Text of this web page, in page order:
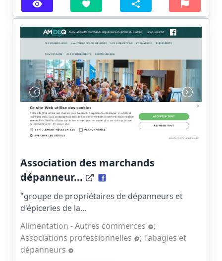
Association des marchands
dépanneur...
"groupe de propriétaires de dépanneurs et
d'épiceries de la...
Alimentation - Autres commerces
;
Associations professionnelles
; Tabagies et
dépanneurs